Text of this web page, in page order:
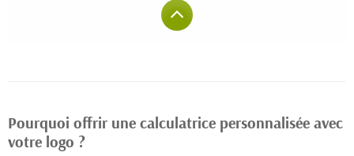
Pourquoi offrir une calculatrice personnalisée avec
votre logo ?